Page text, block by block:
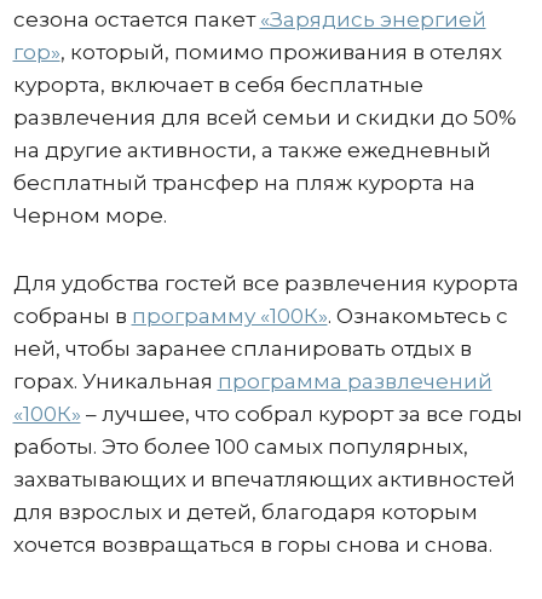
сезона остается пакет «Зарядись энергией
гор», который, помимо проживания в отелях
курорта, включает в себя бесплатные
развлечения для всей семьи и скидки до 50%
на другие активности, а также ежедневный
бесплатный трансфер на пляж курорта на
Черном море.
Для удобства гостей все развлечения курорта
собраны в программу «100К». Ознакомьтесь с
ней, чтобы заранее спланировать отдых в
горах. Уникальная программа развлечений
«100К» – лучшее, что собрал курорт за все годы
работы. Это более 100 самых популярных,
захватывающих и впечатляющих активностей
для взрослых и детей, благодаря которым
хочется возвращаться в горы снова и снова.